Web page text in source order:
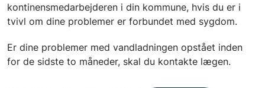
kontinensmedarbejderen i din kommune, hvis du er i
tvivl om dine problemer er forbundet med sygdom.
Er dine problemer med vandladningen opstået inden
for de sidste to måneder, skal du kontakte lægen.